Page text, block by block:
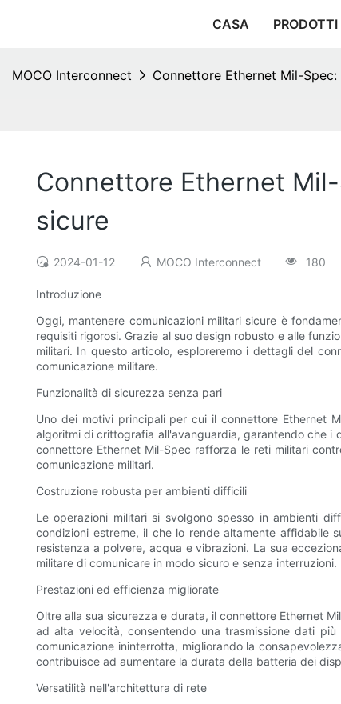
CASA PRODOTTI
MOCO Interconnect Connettore Ethernet Mil-
Connettore Ethernet
sicure
2024-01-12 MOCO Interconnect 180
Introduzione
Oggi, mantenere comunicazioni militari sicure è
requisiti rigorosi. Grazie al suo design robusto e alle
militari. In questo articolo, esploreremo i dettagli del
comunicazione militare.
Funzionalità di sicurezza senza pari
Uno dei motivi principali per cui il connettore Ethernet
algoritmi di crittografia all'avanguardia, garantendo che i
connettore Ethernet Mil-Spec rafforza le reti militari
comunicazione militari.
Costruzione robusta per ambienti difficili
Le operazioni militari si svolgono spesso in ambienti
condizioni estreme, il che lo rende altamente affidabile
resistenza a polvere, acqua e vibrazioni. La sua
militare di comunicare in modo sicuro e senza interruzioni.
Prestazioni ed efficienza migliorate
Oltre alla sua sicurezza e durata, il connettore Ethernet
ad alta velocità, consentendo una trasmissione dati
comunicazione ininterrotta, migliorando la
contribuisce ad aumentare la durata della batteria dei
Versatilità nell'architettura di rete